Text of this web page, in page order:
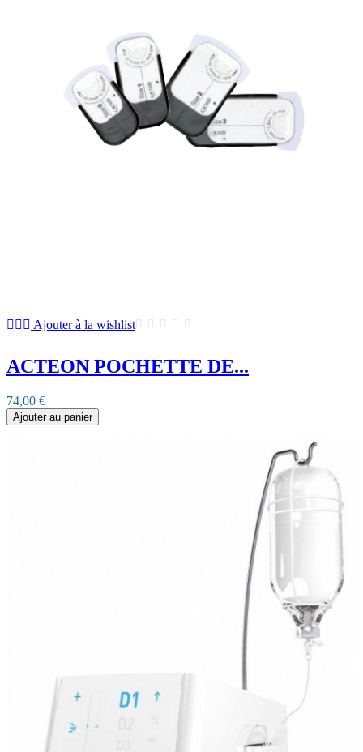
Ajouter à la wishlist
ACTEON POCHETTE DE...
74,00 €
Ajouter au panier